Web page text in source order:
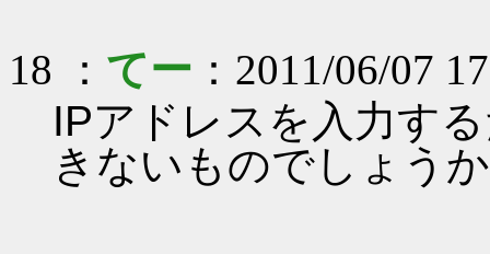
18 ： てー ：2011/06/07
IPアドレスを入力す
きないものでしょう